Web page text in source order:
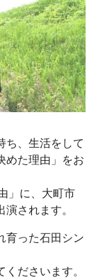
ち、生活をして
めた理由」をお
」に、大町市
されます。
育った石田シン
ださいます。